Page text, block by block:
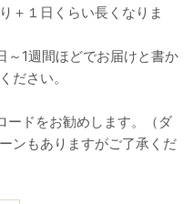
＋１日くらい長くなりま
～1週間ほどでお届けと書か
ださい。
ードをお勧めします。（ダ
ンもありますがご了承くだ